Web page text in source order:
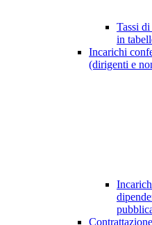
Tassi
in
Incarichi
(dirigenti e